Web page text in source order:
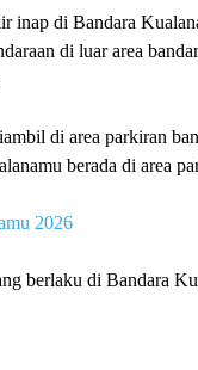
inap di Bandara
di luar area
di area parkiran
berada di area
2026
berlaku di Bandara